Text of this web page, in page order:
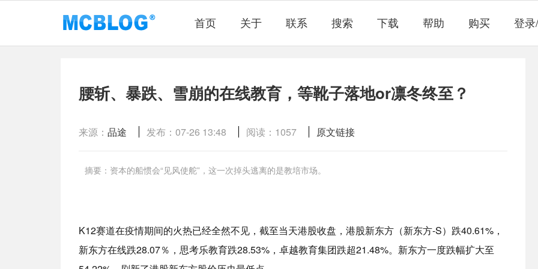
首页 关于 联系 搜索 下载 帮助 购买 登
腰斩、暴跌、雪崩的在线教育，等靴子落地or凛冬终至？
来源： 品途 发布：07-26 13:48 阅读：1057 原文链接
摘要：​资本的船惯会“见风使舵”，这一次掉头逃离的是教培市场。
K12赛道在疫情期间的火热已经全然不见，截至当天港股收盘，港股新东方（新东方-S）跌40.61%，
新东方在线跌28.07％，思考乐教育跌28.53%，卓越教育集团跌超21.48%。新东方一度跌幅扩大至